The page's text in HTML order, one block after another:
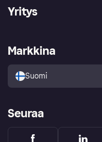
Ohje
Kirjaudu sisään
Tutustu kauppoihin
Ostajan turva
Yritys
Kirjaudu sisään yrityksenä
Markkina
Suomi
Seuraa